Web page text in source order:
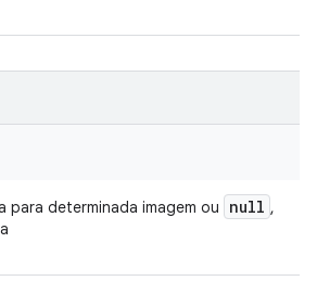
para determinada imagem ou null ,